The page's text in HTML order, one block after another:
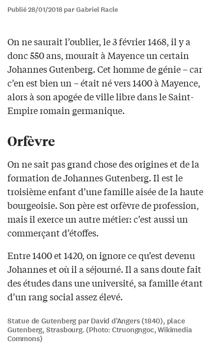
Publié 28/01/2018 par Gabriel Racle
On ne saurait l’oublier, le 3 février 1468, il y a
donc 550 ans, mourait à Mayence un certain
Johannes Gutenberg. Cet homme de génie – car
c’en est bien un – était né vers 1400 à Mayence,
alors à son apogée de ville libre dans le Saint-
Empire romain germanique.
Orfèvre
On ne sait pas grand chose des origines et de la
formation de Johannes Gutenberg. Il est le
troisième enfant d’une famille aisée de la haute
bourgeoisie. Son père est orfèvre de profession,
mais il exerce un autre métier: c’est aussi un
commerçant d’étoffes.
Entre 1400 et 1420, on ignore ce qu’est devenu
Johannes et où il a séjourné. Il a sans doute fait
des études dans une université, sa famille étant
d’un rang social assez élevé.
Statue de Gutenberg par David d’Angers (1840), place
Gutenberg, Strasbourg. (Photo: Ctruongngoc, Wikimedia
Commons)